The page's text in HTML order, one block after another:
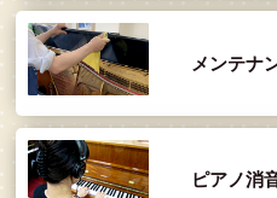
メンテナ
ピアノ消